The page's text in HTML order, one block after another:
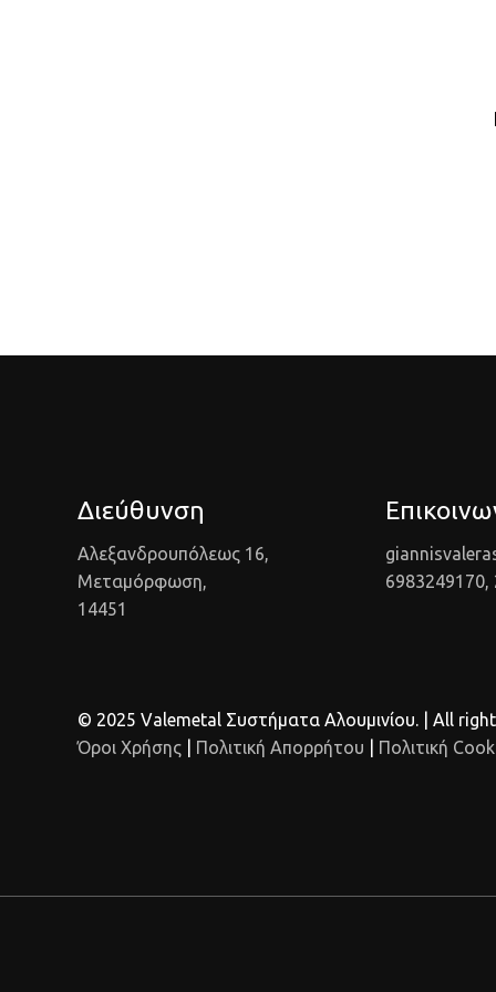
Διεύθυνση
Αλεξανδρουπόλεως 16,
Μεταμόρφωση,
14451
6983249170,
© 2025 Valemetal Συστήματα Αλουμινίου. | All
Όροι Χρήσης
Πολιτική Απορρήτου Πολιτική